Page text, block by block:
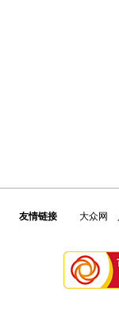
友情链接 大众网